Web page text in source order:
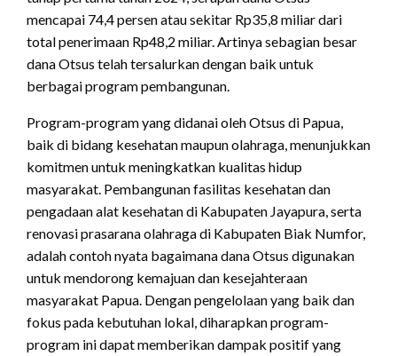
mencapai 74,4 persen atau sekitar Rp35,8 miliar dari
total penerimaan Rp48,2 miliar. Artinya sebagian besar
dana Otsus telah tersalurkan dengan baik untuk
berbagai program pembangunan.
Program-program yang didanai oleh Otsus di Papua,
baik di bidang kesehatan maupun olahraga, menunjukkan
komitmen untuk meningkatkan kualitas hidup
masyarakat. Pembangunan fasilitas kesehatan dan
pengadaan alat kesehatan di Kabupaten Jayapura, serta
renovasi prasarana olahraga di Kabupaten Biak Numfor,
adalah contoh nyata bagaimana dana Otsus digunakan
untuk mendorong kemajuan dan kesejahteraan
masyarakat Papua. Dengan pengelolaan yang baik dan
fokus pada kebutuhan lokal, diharapkan program-
program ini dapat memberikan dampak positif yang